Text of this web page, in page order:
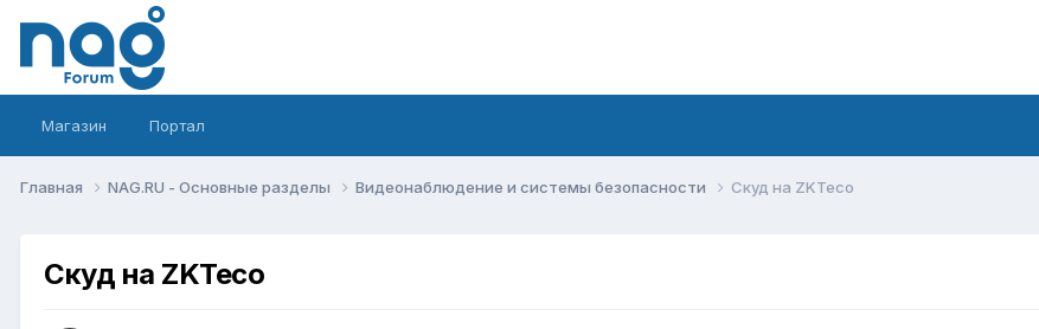
Магазин Портал
Главная NAG.RU - Основные разделы Видеонаблюдение и системы безопасности Скуд на ZKTeco
Скуд на ZKTeco